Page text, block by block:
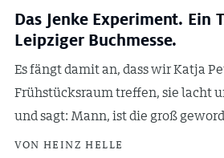
Das Jenke Experiment. Ein
Leipziger Buchmesse.
Es fängt damit an, dass wir Katja
Frühstücksraum treffen, sie lacht
und sagt: Mann, ist die groß
VON HEINZ HELLE